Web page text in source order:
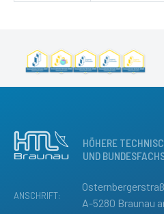
HÖHERE
UND
ANSCHRIFT:
A-5280 Braunau